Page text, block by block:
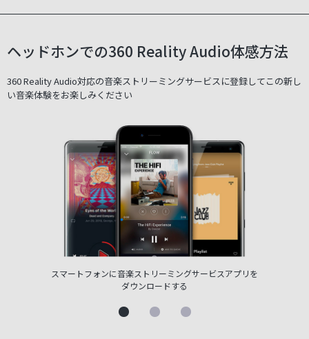
ヘッドホンでの360 Reality Audio体感方法
360 Reality Audio対応の音楽ストリーミングサービスに登録してこの新し
い音楽体験をお楽しみください
スマートフォンに音楽ストリーミングサービスアプリを
ダウンロードする